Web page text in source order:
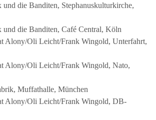
die Banditen, Stephanuskulturkirche,
und die Banditen, Café Central, Köln
Alony/Oli Leicht/Frank Wingold, Unterfahrt,
Alony/Oli Leicht/Frank Wingold, Nato,
Muffathalle, München
Alony/Oli Leicht/Frank Wingold, DB-